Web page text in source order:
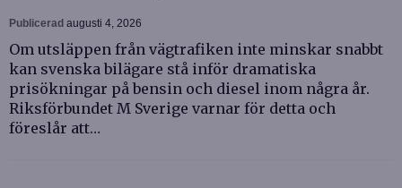
Publicerad augusti 4, 2026
Om utsläppen från vägtrafiken inte minskar snabbt
kan svenska bilägare stå inför dramatiska
prisökningar på bensin och diesel inom några år.
Riksförbundet M Sverige varnar för detta och
föreslår att…